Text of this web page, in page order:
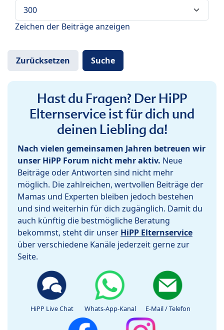
Zeichen der Beiträge anzeigen
Hast du Fragen? Der HiPP
Elternservice ist für dich und
deinen Liebling da!
Nach vielen gemeinsamen Jahren betreuen wir
unser HiPP Forum nicht mehr aktiv. Neue
Beiträge oder Antworten sind nicht mehr
möglich. Die zahlreichen, wertvollen Beiträge der
Mamas und Experten bleiben jedoch bestehen
und sind weiterhin für dich zugänglich. Damit du
auch künftig die bestmögliche Beratung
bekommst, steht dir unser HiPP Elternservice
über verschiedene Kanäle jederzeit gerne zur
Seite.
HiPP Live Chat Whats-App-Kanal E-Mail / Telefon